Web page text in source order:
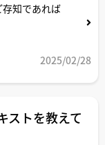
知であれば
2025/02/28
ストを教えて